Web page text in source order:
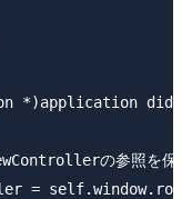
*)application
の参照を保
=